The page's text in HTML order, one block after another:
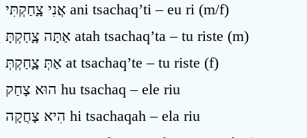
אֲנִי צָָחַקְתִּי ani tsachaq’ti – eu ri (m/f)
אַתָּה צָָחַקְתָּ atah tsachaq’ta – tu riste (m)
אַתְּ צָָחַקְתְּ at tsachaq’te – tu riste (f)
הוּא צָחַק hu tsachaq – ele riu
הִיא צָחֲקָה hi tsachaqah – ela riu